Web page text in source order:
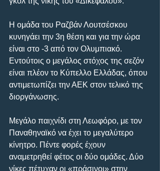
Η ομάδα του Ραζβάν Λουτσέσκου
κυνηγάει την 3η θέση και για την ώρα
είναι στο -3 από τον Ολυμπιακό.
Εντούτοις ο μεγάλος στόχος της σεζόν
είναι πλέον το Κύπελλο Ελλάδας, όπου
αντιμετωπίζει την ΑΕΚ στον τελικό της
διοργάνωσης.
Μεγάλο παιχνίδι στη Λεωφόρο, με τον
Παναθηναϊκό να έχει το μεγαλύτερο
κίνητρο. Πέντε φορές έχουν
αναμετρηθεί φέτος οι δύο ομάδες. Δύο
νίκες πέτυχαν οι «πράσινοι» στην